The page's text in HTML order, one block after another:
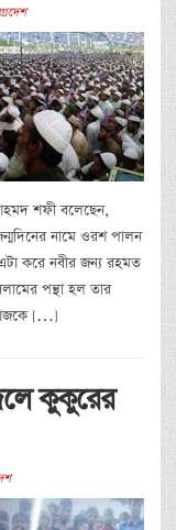
শফী বলেছেন,
নামে ওরশ পালন
করে নবীর জন্য রহমত
পন্থা হল তার
আজকে […]
কুকুরের